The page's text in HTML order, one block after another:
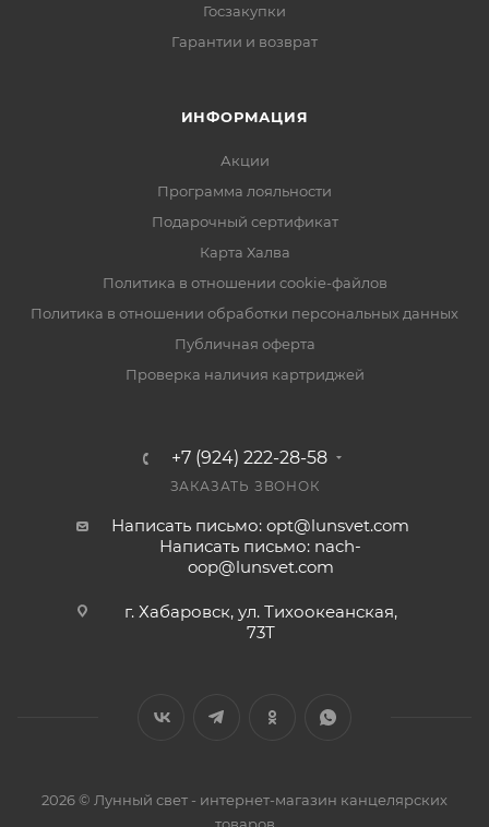
Госзакупки
Гарантии и возврат
ИНФОРМАЦИЯ
Акции
Программа лояльности
Подарочный сертификат
Карта Халва
Политика в отношении cookie-файлов
Политика в отношении обработки персональных данных
Публичная оферта
Проверка наличия картриджей
+7 (924) 222-28-58
ЗАКАЗАТЬ ЗВОНОК
Написать письмо: opt@lunsvet.com
Написать письмо: nach-
oop@lunsvet.com
г. Хабаровск, ул. Тихоокеанская,
73Т
2026 © Лунный свет - интернет-магазин канцелярских